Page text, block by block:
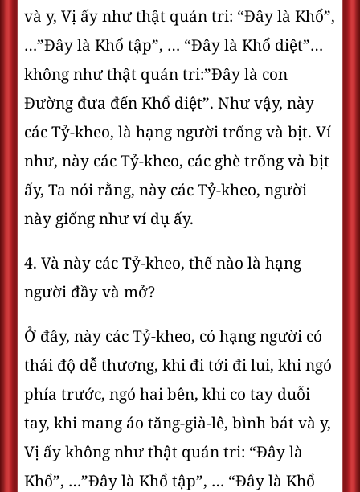
và y, Vị ấy như thật quán tri: “Ðây là Khổ”,
…”Ðây là Khổ tập”, … “Ðây là Khổ diệt”…
không như thật quán tri:”Ðây là con
Ðường đưa đến Khổ diệt”. Như vậy, này
các Tỷ-kheo, là hạng người trống và bịt. Ví
như, này các Tỷ-kheo, các ghè trống và bịt
ấy, Ta nói rằng, này các Tỷ-kheo, người
này giống như ví dụ ấy.
4. Và này các Tỷ-kheo, thế nào là hạng
người đầy và mở?
Ở đây, này các Tỷ-kheo, có hạng người có
thái độ dễ thương, khi đi tới đi lui, khi ngó
phía trước, ngó hai bên, khi co tay duỗi
tay, khi mang áo tăng-già-lê, bình bát và y,
Vị ấy không như thật quán tri: “Ðây là
Khổ”, …”Ðây là Khổ tập”, … “Ðây là Khổ